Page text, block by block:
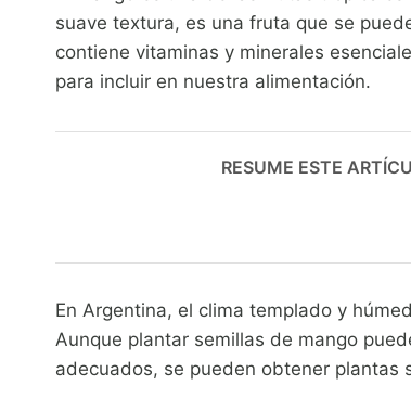
suave textura, es una fruta que se
contiene vitaminas y minerales
para incluir en nuestra alimentación.
RESUME ESTE
En Argentina, el clima templado y
Aunque plantar semillas de mango
adecuados, se pueden obtener plantas